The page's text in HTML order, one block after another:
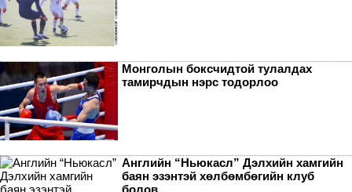
Монголын боксчидтой тулалдах
тамирчдын нэрс тодорлоо
Английн “Ньюкасл” Дэлхийн хамгийн
баян эзэнтэй хөлбөмбөгийн клуб
болов